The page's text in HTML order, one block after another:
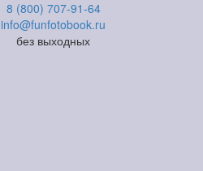
8 (800) 707-91-64
info@funfotobook.ru
без выходных